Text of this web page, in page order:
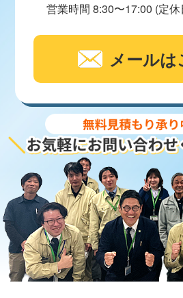
営業時間 8:30〜17:00 (定
メールは